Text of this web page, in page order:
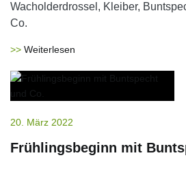
Wacholderdrossel, Kleiber,
Co.
Weiterlesen
20. März 2022
Frühlingsbeginn mit